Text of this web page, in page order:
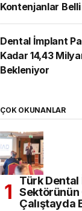
Kontenjanlar Belli
Dental İmplant
Kadar 14,43
Bekleniyor
ÇOK OKUNANLAR
Türk
Sektörünün
Çalıştayda